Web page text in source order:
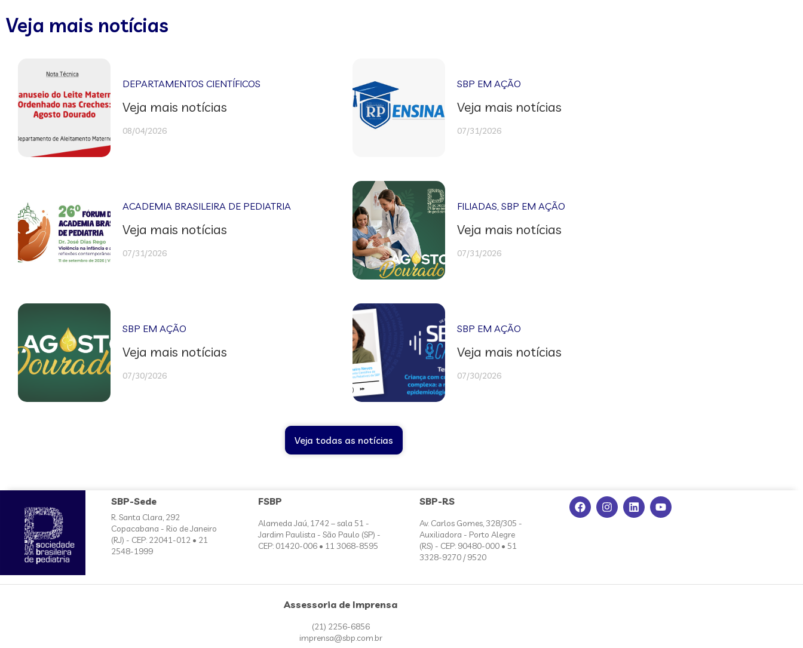
Veja mais notícias
DEPARTAMENTOS CIENTÍFICOS
Veja mais notícias
08/04/2026
SBP EM AÇÃO
Veja mais notícias
07/31/2026
ACADEMIA BRASILEIRA DE PEDIATRIA
Veja mais notícias
07/31/2026
FILIADAS ,SBP EM AÇÃO
Veja mais notícias
07/31/2026
SBP EM AÇÃO
Veja mais notícias
07/30/2026
SBP EM AÇÃO
Veja mais notícias
07/30/2026
Veja todas as notícias
SBP-Sede
R. Santa Clara, 292
Copacabana - Rio de Janeiro
(RJ) - CEP: 22041-012 • 21
2548-1999
FSBP
Alameda Jaú, 1742 – sala 51 -
Jardim Paulista - São Paulo (SP) -
CEP: 01420-006 • 11 3068-8595
SBP-RS
Av. Carlos Gomes, 328/305 -
Auxiliadora - Porto Alegre
(RS) - CEP: 90480-000 • 51
3328-9270 / 9520
Assessoria de Imprensa
(21) 2256-6856
imprensa@sbp.com.br